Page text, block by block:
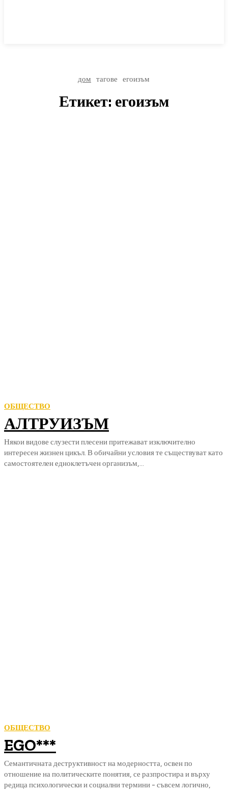
дом тагове егоизъм
Етикет: егоизъм
ОБЩЕСТВО
АЛТРУИЗЪМ
Някои видове слузести плесени притежават изключително
интересен жизнен цикъл. В обичайни условия те съществуват като
самостоятелен едноклетъчен организъм,...
ОБЩЕСТВО
EGO***
Семантичната деструктивност на модерността, освен по
отношение на политическите понятия, се разпростира и върху
редица психологически и социални термини - съвсем логично,